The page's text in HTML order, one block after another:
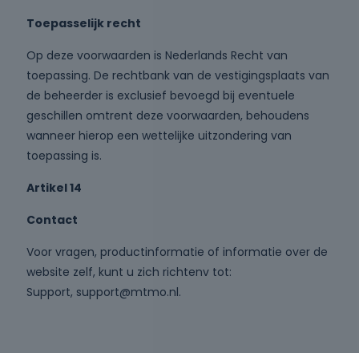
Toepasselijk recht
Op deze voorwaarden is Nederlands Recht van
toepassing. De rechtbank van de vestigingsplaats van
de beheerder is exclusief bevoegd bij eventuele
geschillen omtrent deze voorwaarden, behoudens
wanneer hierop een wettelijke uitzondering van
toepassing is.
Artikel 14
Contact
Voor vragen, productinformatie of informatie over de
website zelf, kunt u zich richtenv tot:
Support, support@mtmo.nl.